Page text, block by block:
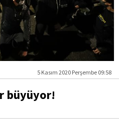
5 Kasım 2020 Perşembe 09:58
büyüyor!